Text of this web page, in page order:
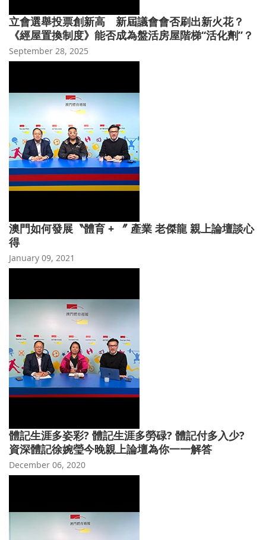
立會選舉投票創新高 新屆議會會否刷出新火花？
《經屋置換制度》能否成為盤活房屋階梯“活化劑”？
September 28, 2025
澳門如何發展〝體育 + 〞 產業 老傑龍 親上論壇談心
得
January 09, 2021
體記生涯多姿彩? 體記生涯多勞碌? 體記付多入少?
資深體記徐婉瑩今晚親上論壇為你一一解答
December 06, 2020